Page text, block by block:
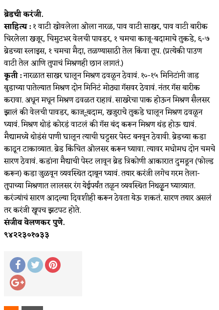
ब्रेडची करंजी.
साहित्य :१ वाटी खोवलेला ओला नारळ, पाव वाटी साखर, पाव वाटी बारीक
चिरलेला खजूर, चिमुटभर वेलची पावडर, १ चमचा काजू-बदामाचे तुकडे, ६-७
ब्रेडच्या स्लाइस, १ चमचा मैदा, तळण्यासाठी तेल किंवा तूप. (प्रत्येकी पाउण
वाटी तेल आणि तुपाचं मिश्रणही छान लागतं.)
कृती :नारळात साखर घालून मिश्रण ढवळून ठेवावं. १०-१५ मिनिटांनी जाड
बुडाच्या पातेल्यात मिश्रण दोन मिनिटं मोठ्या गॅसवर ठेवावं. नंतर गॅस बारीक
करावा. अधून मधून मिश्रण ढवळत राहावं. साखरेचा पाक होऊन मिश्रण सैलसर
झालं की वेलची पावडर, काज-ूबदाम, खजुराचे तुकडे घालून मिश्रण ढवळून
घ्यावं. मिश्रण थोडं कोरडं वाटलं की गॅस बंद करून मिश्रण थंड होऊ द्यावं.
मैद्यामध्ये थोडंसं पाणी घालून त्याची घट्टसर पेस्ट बनवून ठेवावी. ब्रेडच्या कडा
काढून टाकाव्यात. ब्रेड किंचित ओलसर करून घ्यावा. त्यावर मधोमध दोन चमचे
सारण ठेवावं. कडांना मैद्याची पेस्ट लावून ब्रेड त्रिकोणी आकारात दुमडून (फोल्ड
करून) कडा जुळवून व्यवस्थित दाबून घ्यावं. तयार करंजी लगेच गरम तेला-
तुपाच्या मिश्रणात लालसर रंग येईपर्यंत तळून व्यवस्थित निथळूृन घ्याव्यात.
करंज्यांचं सारण आदल्या दिवशीही करून ठेवता येऊ शकतं. सारण तयार असलं
तर करंजी खूपच झटपट होते.
संजीव वेलणकर पुणे.
९४२२३०१७३३